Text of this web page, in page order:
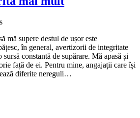
mă supere destul de ușor este
în general, avertizorii de integritate
constantă de supărare. Mă apasă și
față de ei. Pentru mine, angajații care își
diferite nereguli…